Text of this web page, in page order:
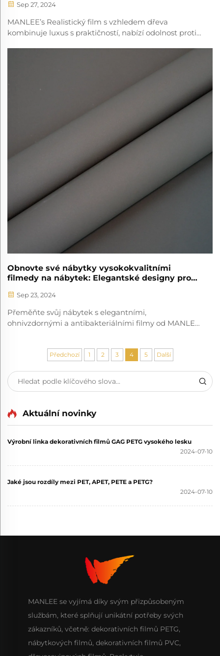
Sep 27, 2024
MANLEE’s Realistický film s vzhledem dřeva
kombinuje luxus s praktičností, nabízí odolnost proti
Obnovte své nábytky vysokokvalitními
filmedy na nábytek: Elegantské designy pro
Sep 23, 2024
Přeměňte svůj nábytek s elegantními,
ohnivzdornými a antibakteriálními filmy od MANLEE.
Předchozí 1 2 3 4 5 Další
Aktuální novinky
Výrobní linka dekorativních filmů GAG PETG vysokého lesku
2024-07-10
Jaké jsou rozdíly mezi PET, APET, PETE a PETG?
2024-07-10
MANLEE se vyjímá díky svým přizpůsobeným
službám, které splňují unikátní potřeby svých
zákazníků, včetně: dekorativních filmů PETG,
nábytkových filmů, dekorativních filmů PVC,